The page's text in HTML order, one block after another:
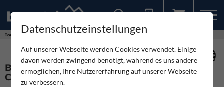
Touren Bellús Cueva Pechina und L'Altet - Costa Blanca
BELLÚS CUEVA PECHINA UND L'ALTET -
COSTA BLANCA
Datenschutzeinstellungen
Auf unserer Webseite werden Cookies verwendet. Einige
davon werden zwingend benötigt, während es uns andere
ermöglichen, Ihre Nutzererfahrung auf unserer Webseite
zu verbessern.